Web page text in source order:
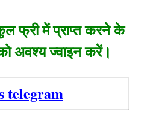
फ्री में प्राप्त करने के
अवश्य ज्वाइन करें।
telegram